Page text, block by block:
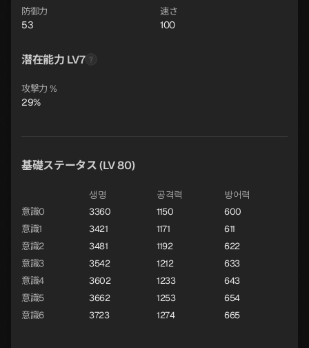
防御力
53
速さ
100
潜在能力 LV7
攻撃力 %
29%
基礎ステータス (LV 80)
생명 공격력
방어력
意識0
3360 1150
600
意識1
3421 1171
611
意識2
3481 1192
622
意識3
3542 1212
633
意識4
3602 1233
643
意識5
3662 1253
654
意識6
3723 1274 665